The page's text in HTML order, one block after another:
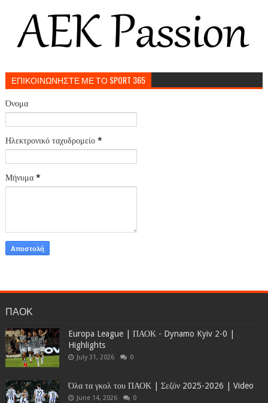
ΕΠΙΚΟΙΝΩΝΗΣΤΕ ΜΕ ΤΟ SPORT 365
Όνομα
Ηλεκτρονικό ταχυδρομείο *
Μήνυμα *
ΠΑΟΚ
Europa League | ΠΑΟΚ - Dynamo Kyiv 2-0 |
Highlights
July 31, 2026 0
Όλα τα γκολ του ΠΑΟΚ | Σεζόν 2025-2026 | Video
June 14, 2026 0